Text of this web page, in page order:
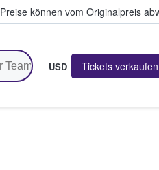
Preise können vom Originalpreis
USD Tickets verkaufen